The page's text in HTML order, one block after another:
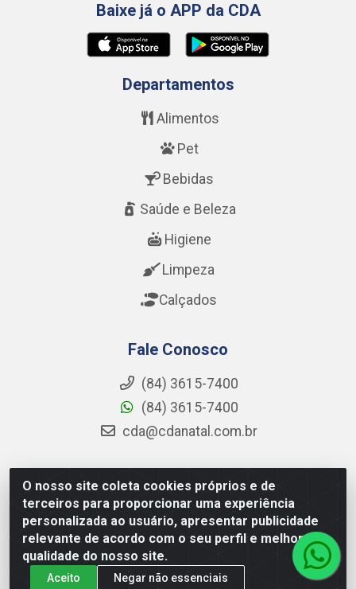
O nosso site coleta cookies próprios e de
terceiros para proporcionar uma experiência
personalizada ao usuário, apresentar publicidade
relevante de acordo com o seu perfil e melhorar a
qualidade do nosso site.
Aceito Negar não essenciais
Baixe já o APP da CDA
Departamentos
Alimentos
Pet
Bebidas
Saúde e Beleza
Higiene
Limpeza
Calçados
Fale Conosco
(84) 3615-7400
(84) 3615-7400
cda@cdanatal.com.br
CDA Distribuidora - Avenida Abel Cabral, 1090 - Nova
Parnamirim, Parnamirim/RN - CEP 59.151-250 - CNPJ
02.275.901/0001-11